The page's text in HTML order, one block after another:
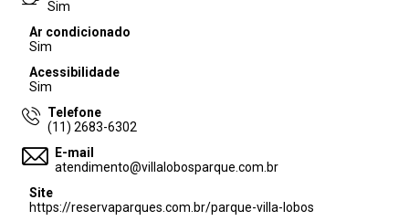
Sim
Ar condicionado
Sim
Acessibilidade
Sim
Telefone
(11) 2683-6302
E-mail
atendimento@villalobosparque.com.br
Site
https://reservaparques.com.br/parque-villa-lobos